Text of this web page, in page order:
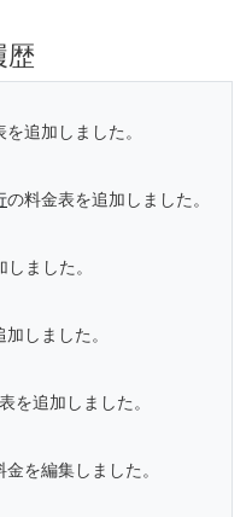
歴
追加しました。
の料金表を追加しました。
ました。
しました。
を追加しました。
を編集しました。